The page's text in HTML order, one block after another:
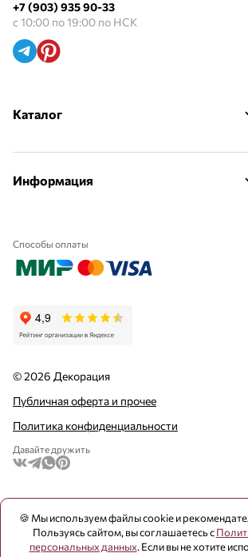
+7 (903) 935 90-33
с 10:00 по 19:00 по НСК
Каталог
Информация
Способы оплаты
© 2026 Декорация
Публичная оферта и прочее
Политика конфиденциальности
Давайте дружить
🍪 Мы используем файлы cookie и
Пользуясь сайтом, вы соглашаетесь с
персональных данных. Если вы не хотите